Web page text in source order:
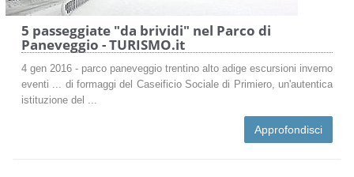
5 passeggiate "da brividi" nel Parco di
Paneveggio - TURISMO.it
4 gen 2016 - parco paneveggio trentino alto adige escursioni inverno
eventi ... di formaggi del Caseificio Sociale di Primiero, un'autentica
istituzione del ...
Approfondisci